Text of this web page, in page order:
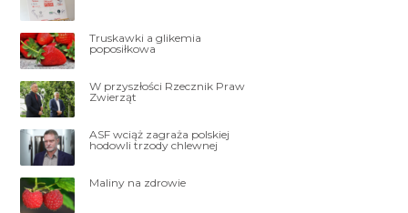
Truskawki a glikemia
poposiłkowa
W przyszłości Rzecznik Praw
Zwierząt
ASF wciąż zagraża polskiej
hodowli trzody chlewnej
Maliny na zdrowie